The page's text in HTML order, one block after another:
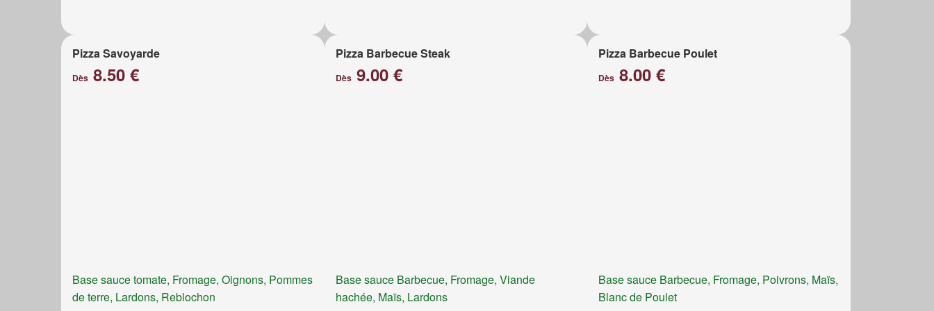
Pizza Savoyarde
Dès 8.50 €
Base sauce tomate, Fromage, Oignons, Pommes
de terre, Lardons, Reblochon
Pizza Barbecue Steak
Dès9.00 €
Base sauce Barbecue, Fromage, Viande
hachée, Maïs, Lardons
Pizza Barbecue Poulet
Dès 8.00 €
Base sauce Barbecue, Fromage, Poivrons, Maïs,
Blanc de Poulet